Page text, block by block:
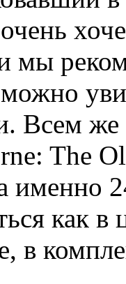
мы
можно
Всем же
The
именно
как
в